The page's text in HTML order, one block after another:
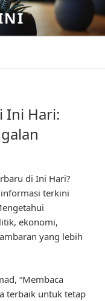
Ini Hari:
di Ini Hari?
terkini
ekonomi,
yang lebih
“Membaca
terbaik untuk tetap